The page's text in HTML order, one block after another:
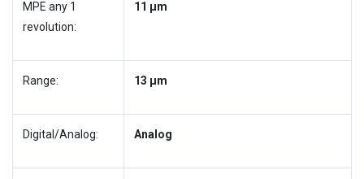
MPE any 1
revolution:
11 µm
Range: 13 µm
Digital/Analog: Analog